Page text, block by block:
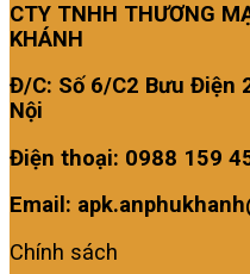
CTY TNHH THƯƠNG
KHÁNH
Đ/C: Số 6/C2 Bưu Điện
Nội
Điện thoại: 0988 159
Email:
Chính sách